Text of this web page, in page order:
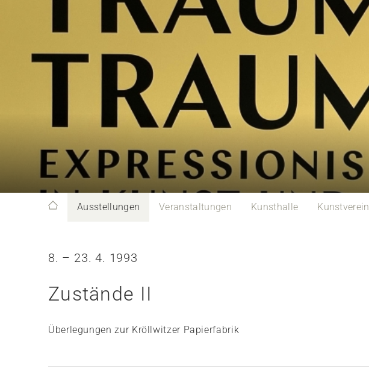
Ausstellungen Veranstaltungen Kunsthalle Kunstverein
8. – 23. 4. 1993
Zustände II
Überlegungen zur Kröllwitzer Papierfabrik